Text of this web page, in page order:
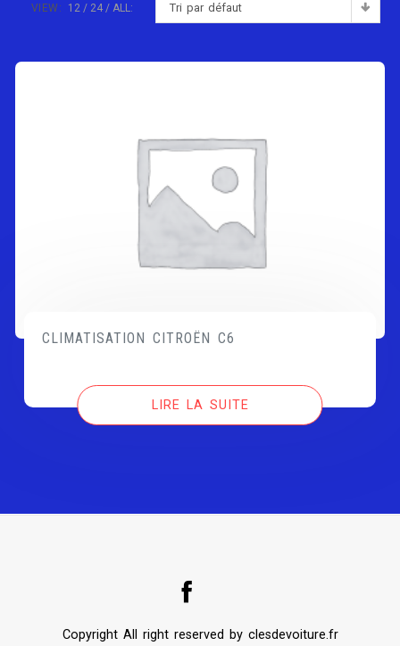
Tri par défaut
VIEW: 12 24 ALL:
CLIMATISATION CITROËN C6
LIRE LA SUITE
Copyright All right reserved by clesdevoiture.fr